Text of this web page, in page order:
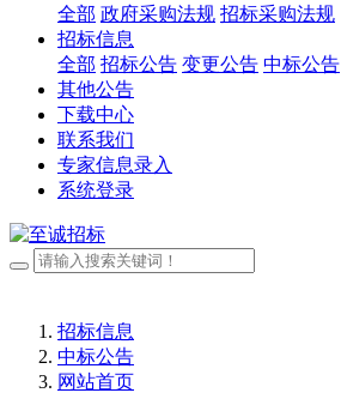
全部 政府采购法规 招标采购法规
招标信息
全部 招标公告 变更公告 中标公告
其他公告
下载中心
联系我们
专家信息录入
系统登录
招标信息
中标公告
网站首页